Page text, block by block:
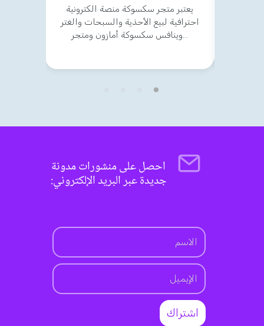
يعتبر متجر سكسوكة منصة الكترونية
احترافية لبيع الأحذية والسبحات والغتر
وينافس سكسوكة أمازون ومتجر…
احصل على منشورات مدونة
جديدة عبر البريد الإلكتروني: